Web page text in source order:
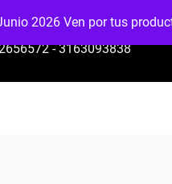
2026 Ven por tus
O WHATSAPP
- 3163093838